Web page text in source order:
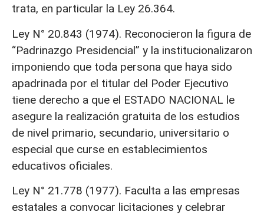
trata, en particular la Ley 26.364.
Ley N° 20.843 (1974). Reconocieron la figura de
“Padrinazgo Presidencial” y la institucionalizaron
imponiendo que toda persona que haya sido
apadrinada por el titular del Poder Ejecutivo
tiene derecho a que el ESTADO NACIONAL le
asegure la realización gratuita de los estudios
de nivel primario, secundario, universitario o
especial que curse en establecimientos
educativos oficiales.
Ley N° 21.778 (1977). Faculta a las empresas
estatales a convocar licitaciones y celebrar